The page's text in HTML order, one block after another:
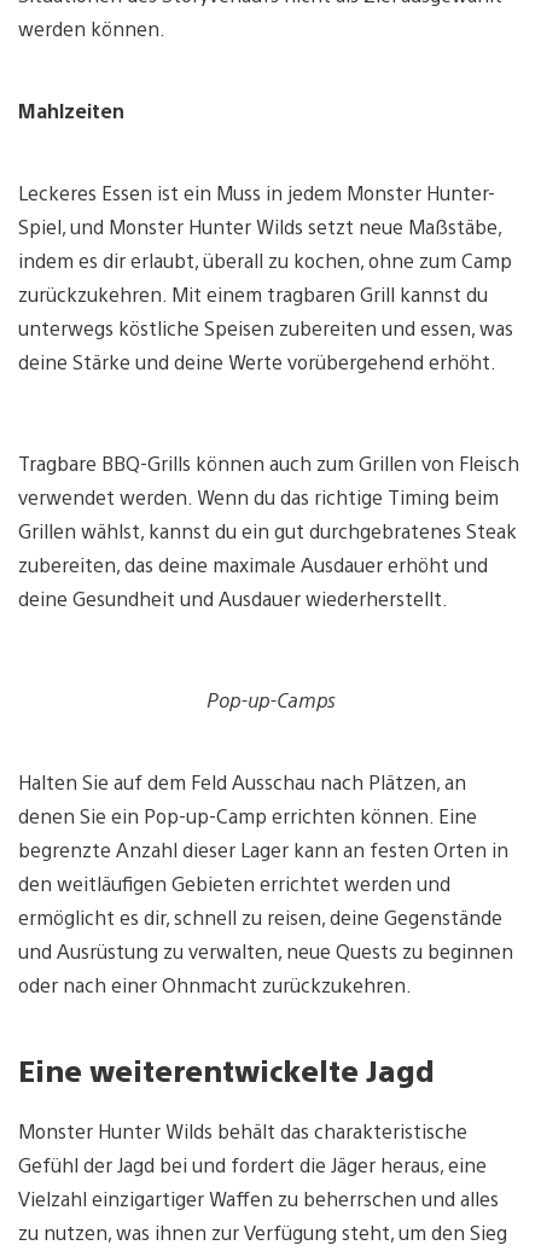
werden können.
Mahlzeiten
Leckeres Essen ist ein Muss in jedem Monster Hunter-
Spiel, und Monster Hunter Wilds setzt neue Maßstäbe,
indem es dir erlaubt, überall zu kochen, ohne zum Camp
zurückzukehren. Mit einem tragbaren Grill kannst du
unterwegs köstliche Speisen zubereiten und essen, was
deine Stärke und deine Werte vorübergehend erhöht.
Tragbare BBQ-Grills können auch zum Grillen von Fleisch
verwendet werden. Wenn du das richtige Timing beim
Grillen wählst, kannst du ein gut durchgebratenes Steak
zubereiten, das deine maximale Ausdauer erhöht und
deine Gesundheit und Ausdauer wiederherstellt.
Pop-up-Camps
Halten Sie auf dem Feld Ausschau nach Plätzen, an
denen Sie ein Pop-up-Camp errichten können. Eine
begrenzte Anzahl dieser Lager kann an festen Orten in
den weitläufigen Gebieten errichtet werden und
ermöglicht es dir, schnell zu reisen, deine Gegenstände
und Ausrüstung zu verwalten, neue Quests zu beginnen
oder nach einer Ohnmacht zurückzukehren.
Eine weiterentwickelte Jagd
Monster Hunter Wilds behält das charakteristische
Gefühl der Jagd bei und fordert die Jäger heraus, eine
Vielzahl einzigartiger Waffen zu beherrschen und alles
zu nutzen, was ihnen zur Verfügung steht, um den Sieg